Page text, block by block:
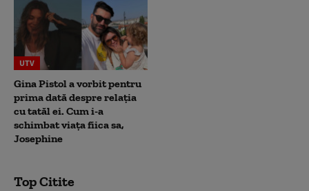
UTV
Gina Pistol a vorbit pentru
prima dată despre relația
cu tatăl ei. Cum i-a
schimbat viața fiica sa,
Josephine
Top Citite